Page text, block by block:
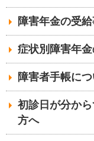
障害年金の受
症状別障害年
障害者手帳に
初診日が分か
方へ